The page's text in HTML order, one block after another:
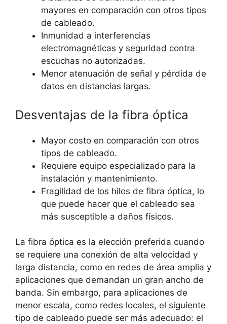
mayores en comparación con otros tipos
de cableado.
Inmunidad a interferencias
electromagnéticas y seguridad contra
escuchas no autorizadas.
Menor atenuación de señal y pérdida de
datos en distancias largas.
Desventajas de la fibra óptica
Mayor costo en comparación con otros
tipos de cableado.
Requiere equipo especializado para la
instalación y mantenimiento.
Fragilidad de los hilos de fibra óptica, lo
que puede hacer que el cableado sea
más susceptible a daños físicos.
La fibra óptica es la elección preferida cuando
se requiere una conexión de alta velocidad y
larga distancia, como en redes de área amplia y
aplicaciones que demandan un gran ancho de
banda. Sin embargo, para aplicaciones de
menor escala, como redes locales, el siguiente
tipo de cableado puede ser más adecuado: el